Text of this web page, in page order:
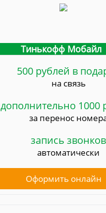
Тинькофф Мобайл
500 рублей в
на связь
дополнительно 1000
за перенос
запись звонков
автоматически
Оформить онлайн